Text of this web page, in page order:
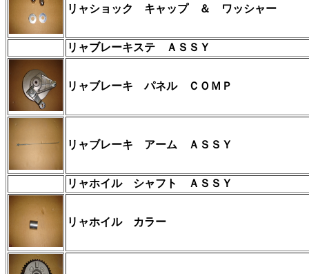
リャショック キャップ ＆ ワッシャー
リャブレーキステ ＡＳＳＹ
リャブレーキ パネル ＣＯＭＰ
リャブレーキ アーム ＡＳＳＹ
リャホイル シャフト ＡＳＳＹ
リャホイル カラー